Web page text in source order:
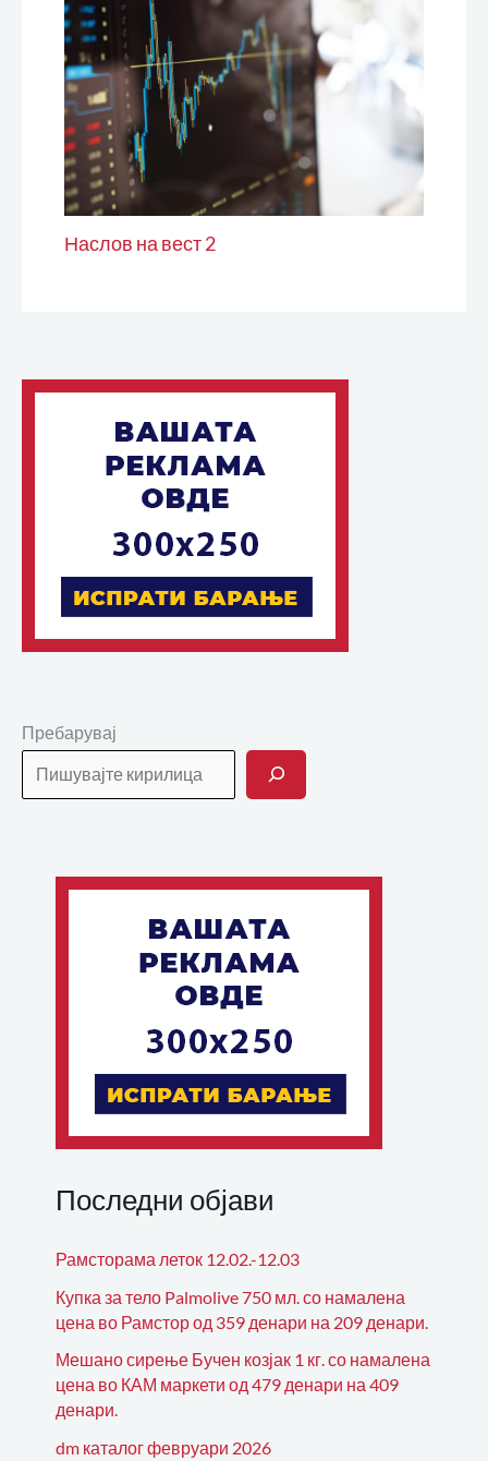
Наслов на вест 2
Пребарувај
Последни објави
Рамсторама леток 12.02.-12.03
Купка за тело Palmolive 750 мл. со намалена
цена во Рамстор од 359 денари на 209 денари.
Мешано сирење Бучен козјак 1 кг. со намалена
цена во КАМ маркети од 479 денари на 409
денари.
dm каталог февруари 2026